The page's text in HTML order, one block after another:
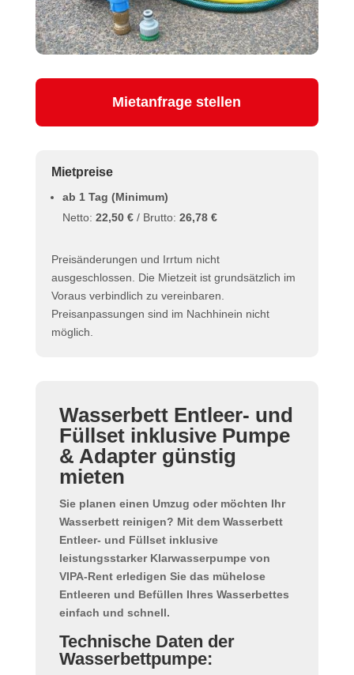
Mietanfrage stellen
Mietpreise
ab 1 Tag (Minimum)
Netto: 22,50 €/ Brutto: 26,78 €
Preisänderungen und Irrtum nicht
ausgeschlossen. Die Mietzeit ist grundsätzlich im
Voraus verbindlich zu vereinbaren.
Preisanpassungen sind im Nachhinein nicht
möglich.
Wasserbett Entleer- und
Füllset inklusive Pumpe
& Adapter günstig
mieten
Sie planen einen Umzug oder möchten Ihr
Wasserbett reinigen? Mit dem Wasserbett
Entleer- und Füllset inklusive
leistungsstarker Klarwasserpumpevon
VIPA-Rent erledigen Sie das mühelose
Entleeren und Befüllen Ihres Wasserbettes
einfach und schnell.
Technische Daten der
Wasserbettpumpe: